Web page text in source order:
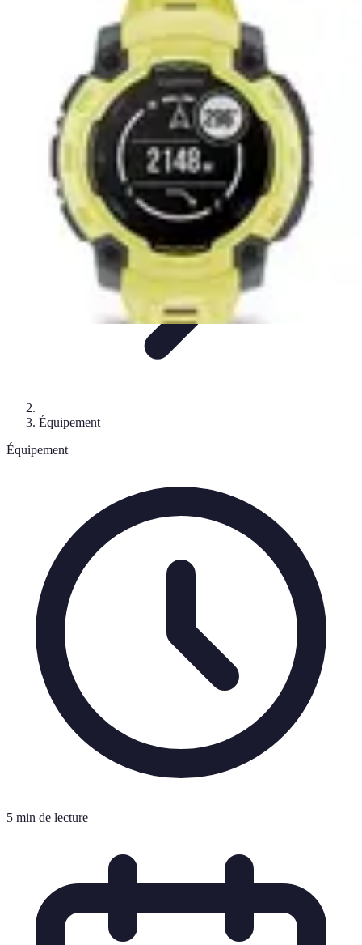
Entraînement et Techniques
ÉquipementTendances Équipement et Terrain
Tout sur le Padel
Équipement
Équipement
5 min de lecture